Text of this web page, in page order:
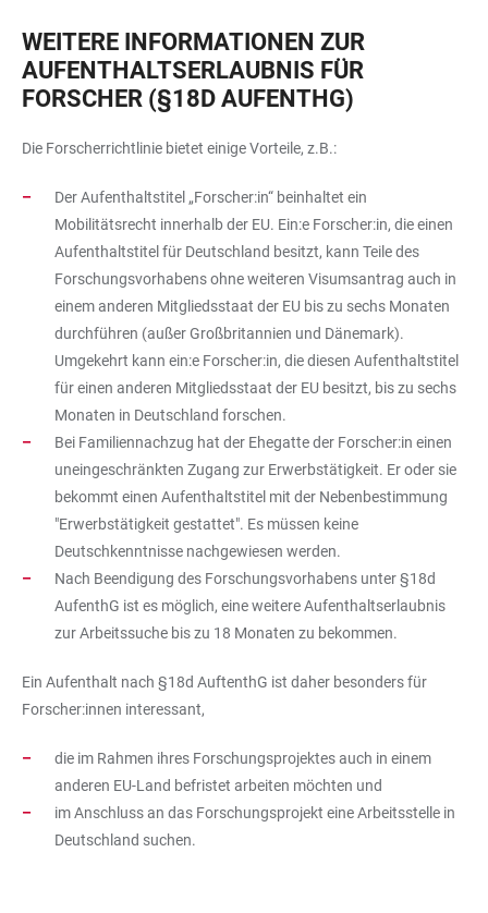
WEITERE INFORMATIONEN ZUR
AUFENTHALTSERLAUBNIS FÜR
FORSCHER (§18D AUFENTHG)
Die Forscherrichtlinie bietet einige Vorteile, z.B.:
Der Aufenthaltstitel „Forscher:in“ beinhaltet ein
Mobilitätsrecht innerhalb der EU. Ein:e Forscher:in, die einen
Aufenthaltstitel für Deutschland besitzt, kann Teile des
Forschungsvorhabens ohne weiteren Visumsantrag auch in
einem anderen Mitgliedsstaat der EU bis zu sechs Monaten
durchführen (außer Großbritannien und Dänemark).
Umgekehrt kann ein:e Forscher:in, die diesen Aufenthaltstitel
für einen anderen Mitgliedsstaat der EU besitzt, bis zu sechs
Monaten in Deutschland forschen.
Bei Familiennachzug hat der Ehegatte der Forscher:in einen
uneingeschränkten Zugang zur Erwerbstätigkeit. Er oder sie
bekommt einen Aufenthaltstitel mit der Nebenbestimmung
"Erwerbstätigkeit gestattet". Es müssen keine
Deutschkenntnisse nachgewiesen werden.
Nach Beendigung des Forschungsvorhabens unter §18d
AufenthG ist es möglich, eine weitere Aufenthaltserlaubnis
zur Arbeitssuche bis zu 18 Monaten zu bekommen.
Ein Aufenthalt nach §18d AuftenthG ist daher besonders für
Forscher:innen interessant,
die im Rahmen ihres Forschungsprojektes auch in einem
anderen EU-Land befristet arbeiten möchten und
im Anschluss an das Forschungsprojekt eine Arbeitsstelle in
Deutschland suchen.